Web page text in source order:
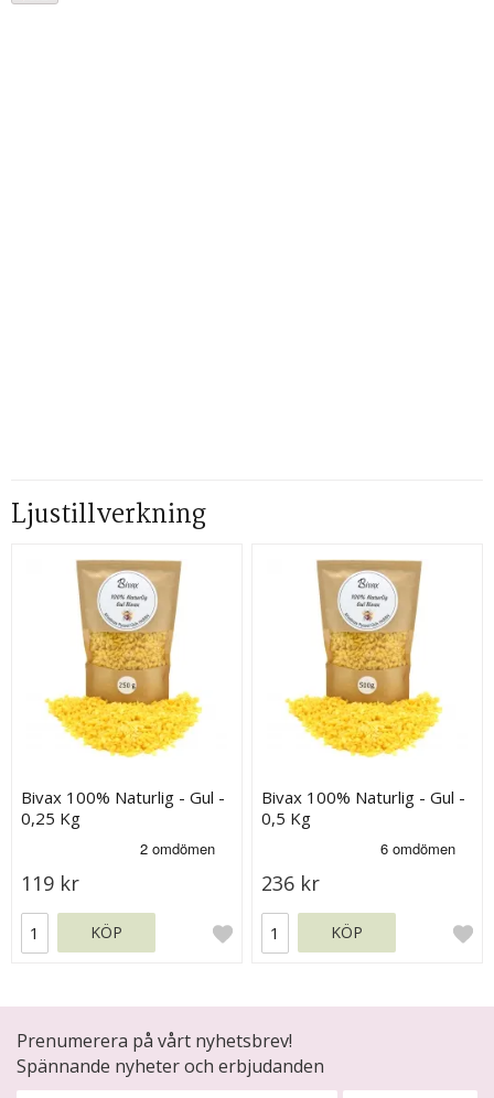
Ljustillverkning
Bivax 100% Naturlig - Gul -
0,25 Kg
119 kr
KÖP
Bivax 100% Naturlig - Gul -
0,5 Kg
236 kr
KÖP
Prenumerera på vårt nyhetsbrev!
Spännande nyheter och erbjudanden